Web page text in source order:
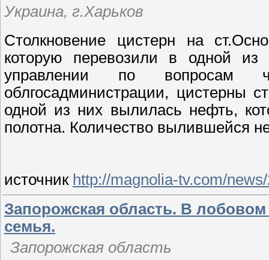
Украина, г.Харьков
Столкновение цистерн на
которую перевозили в одной
управлении по вопросам
облгосадминистрации, цистерны
одной из них вылилась нефть,
полотна. Количество вылившейся
источник http://magnolia-tv.com/
Запорожская область. В
семья.
Запорожская область